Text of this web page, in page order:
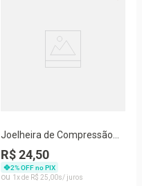
Joelheira de Compressão
Ortopédica Articulada com
Ajuste Anatômico e Alta
Durabilidade Preto Yeet
R$ 24,50
2% OFF no PIX
1
R$ 25 00